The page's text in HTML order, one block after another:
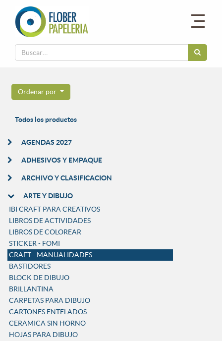
Ordenar por
Todos los productos
AGENDAS 2027
ADHESIVOS Y EMPAQUE
ARCHIVO Y CLASIFICACION
ARTE Y DIBUJO
IBI CRAFT PARA CREATIVOS
LIBROS DE ACTIVIDADES
LIBROS DE COLOREAR
STICKER - FOMI
CRAFT - MANUALIDADES
BASTIDORES
BLOCK DE DIBUJO
BRILLANTINA
CARPETAS PARA DIBUJO
CARTONES ENTELADOS
CERAMICA SIN HORNO
HOJAS PARA DIBUJO